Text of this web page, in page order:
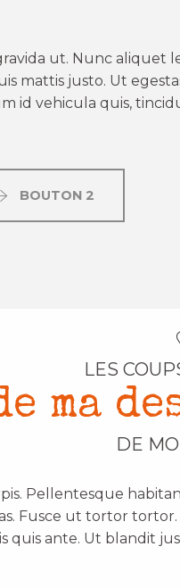
ut. Nunc aliquet
mattis justo. Ut
id vehicula quis,
BOUTON 2
LES
ma
DE
Pellentesque
Fusce ut tortor
quis ante. Ut blandit